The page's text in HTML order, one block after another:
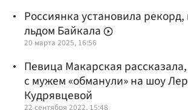
Россиянка установила
льдом Байкала
20 марта 2025, 16:56
Певица Макарская
с мужем «обманули» на шоу
Кудрявцевой
22 сентября 2022, 15:48